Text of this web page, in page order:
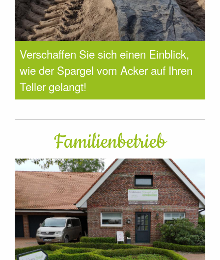
Verschaffen Sie sich einen Einblick,
wie der Spargel vom Acker auf Ihren
Teller gelangt!
Familienbetrieb